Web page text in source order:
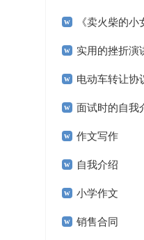
《卖火柴的
实用的挫折演
电动车转让协
面试时的自我
作文写作
自我介绍
小学作文
销售合同